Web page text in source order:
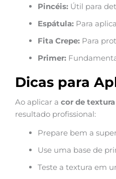
Pincéis: Útil para
Espátula: Para
Fita Crepe: Para
Primer:
Dicas para
Ao aplicar a cor de textura
resultado profissional:
Prepare bem a
Use uma base de
Teste a textura em